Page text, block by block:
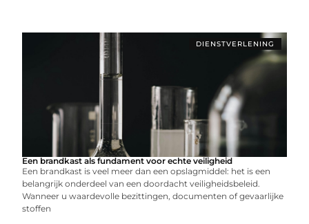
DIENSTVERLENING
Een brandkast als fundament voor echte veiligheid
Een brandkast is veel meer dan een opslagmiddel: het is een
belangrijk onderdeel van een doordacht veiligheidsbeleid.
Wanneer u waardevolle bezittingen, documenten of gevaarlijke
stoffen